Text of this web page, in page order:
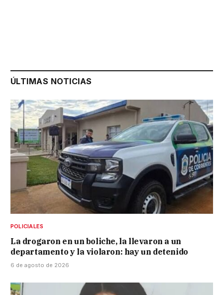
ÚLTIMAS NOTICIAS
POLICIALES
La drogaron en un boliche, la llevaron a un
departamento y la violaron: hay un detenido
6 de agosto de 2026